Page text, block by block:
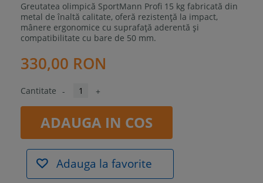
Greutatea olimpică SportMann Profi 15 kg fabricată din
metal de înaltă calitate, oferă rezistență la impact,
mânere ergonomice cu suprafață aderentă și
compatibilitate cu bare de 50 mm.
330,00 RON
Cantitate - +
ADAUGA IN COS
Adauga la favorite